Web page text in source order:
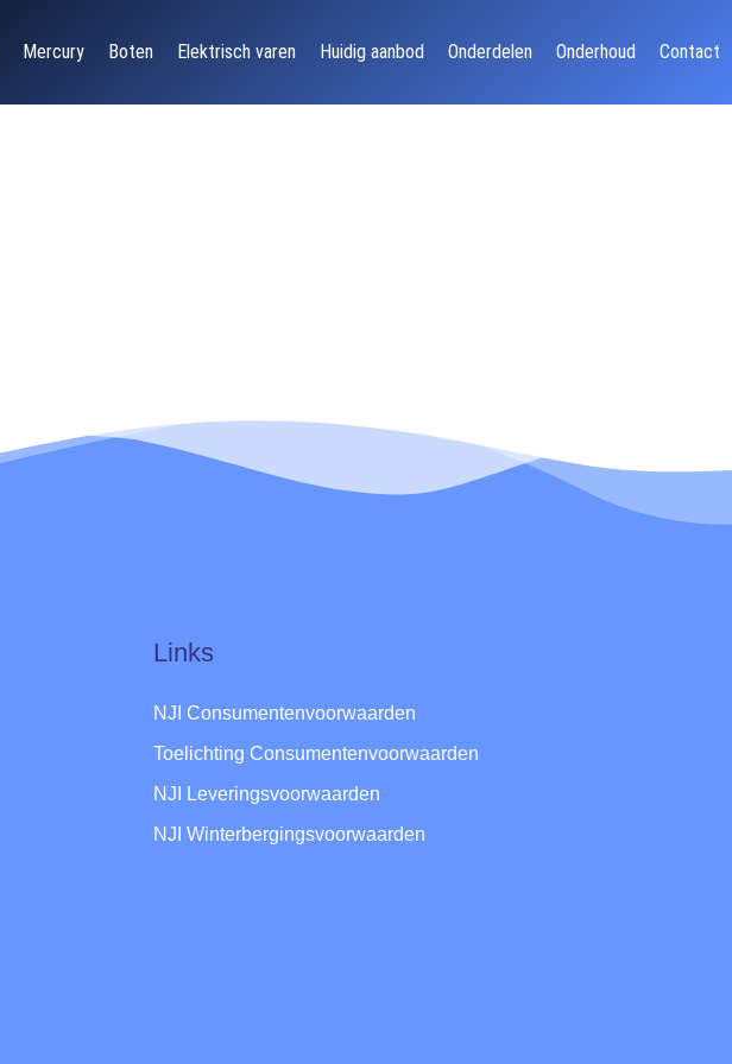
Mercury Boten Elektrisch varen Huidig aanbod Onderdelen Onderhoud Contact
Links
NJI Consumentenvoorwaarden
Toelichting Consumentenvoorwaarden
NJI Leveringsvoorwaarden
NJI Winterbergingsvoorwaarden